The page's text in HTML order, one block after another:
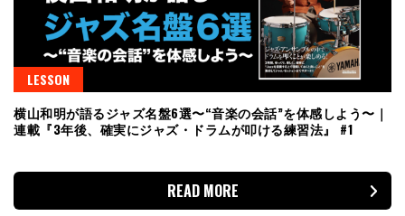
LESSON
横山和明が語るジャズ名盤6選〜“音楽の会話”を体感しよう〜｜
連載『3年後、確実にジャズ・ドラムが叩ける練習法』 #1
READ MORE